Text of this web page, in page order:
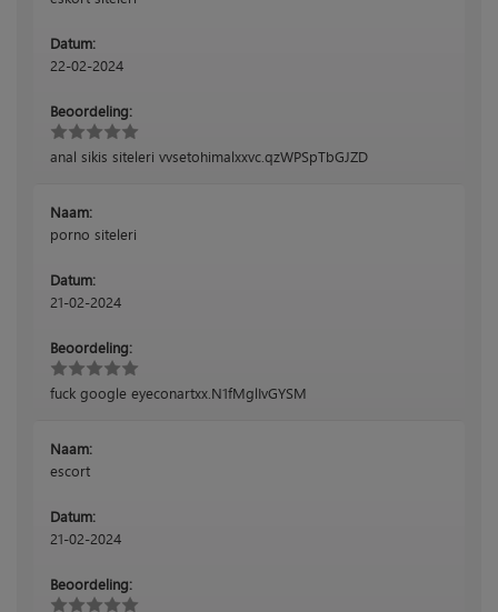
Datum:
22-02-2024
Beoordeling:
anal sikis siteleri vvsetohimalxxvc.qzWPSpTbGJZD
Naam:
porno siteleri
Datum:
21-02-2024
Beoordeling:
fuck google eyeconartxx.N1fMglIvGYSM
Naam:
escort
Datum:
21-02-2024
Beoordeling: